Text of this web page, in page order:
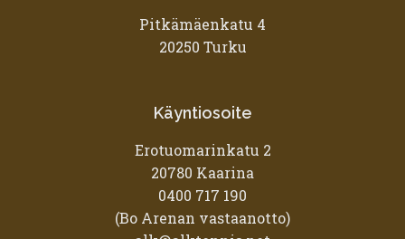
Pitkämäenkatu 4
20250 Turku
Käyntiosoite
Erotuomarinkatu 2
20780 Kaarina
0400 717 190
(Bo Arenan vastaanotto)